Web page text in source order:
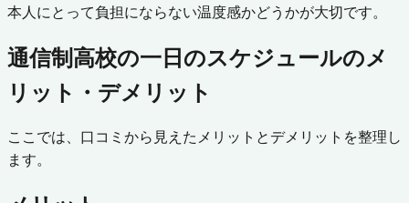
本人にとって負担にならない温度感かどうかが大切です。
通信制高校の一日のスケジュールのメ
リット・デメリット
ここでは、口コミから見えたメリットとデメリットを整理し
ます。